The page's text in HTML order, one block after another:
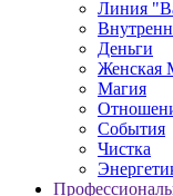
Линия
Деньги
Женская
Магия
События
Чистка